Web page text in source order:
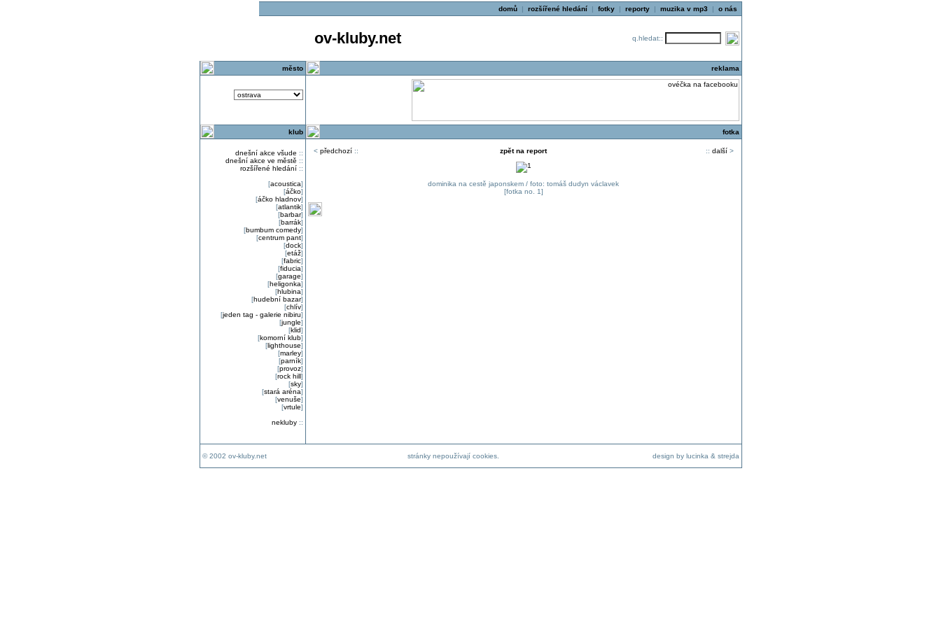
domů| rozšířené hledání| fotky| reporty| muzika v mp3 | o nás
ov-kluby.net q.hledat::
město reklama
klub
dnešní akce všude ::
dnešní akce ve městě ::
rozšířené hledání::
[acoustica]
[áčko]
[áčko hladnov]
[atlantik]
[barbar]
[barrák]
[bumbum comedy]
[centrum pant]
[dock]
[etáž]
[fabric]
[fiducia]
[garage]
[heligonka]
[hlubina]
[hudební bazar]
[chlív]
[jeden tag - galerie nibiru]
[jungle]
[klid]
[komorní klub]
[lighthouse]
[marley]
[parník]
[provoz]
[rock hill]
[sky]
[stará aréna]
[venuše]
[vrtule]
nekluby::
fotka
< předchozí:: zpět na report :: další>
dominika na cestě japonskem / foto: tomáš dudyn václavek
[fotka no. 1]
© 2002 ov-kluby.net stránky nepoužívají cookies. design by lucinka & strejda